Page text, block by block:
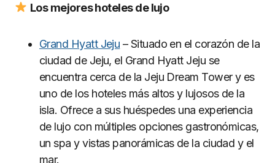
Los mejores hoteles de lujo
Grand Hyatt Jeju – Situado en el corazón de la
ciudad de Jeju, el Grand Hyatt Jeju se
encuentra cerca de la Jeju Dream Tower y es
uno de los hoteles más altos y lujosos de la
isla. Ofrece a sus huéspedes una experiencia
de lujo con múltiples opciones gastronómicas,
un spa y vistas panorámicas de la ciudad y el
mar.